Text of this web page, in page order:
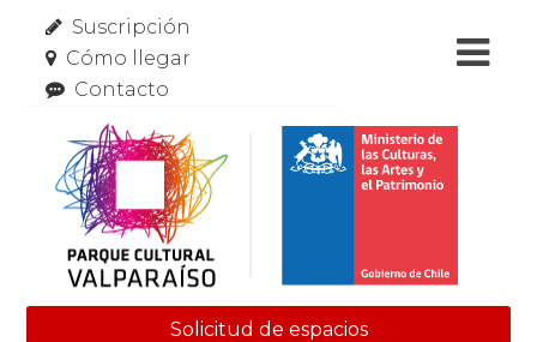
Suscripción
Cómo llegar
Contacto
Solicitud de espacios